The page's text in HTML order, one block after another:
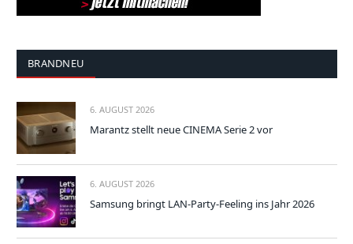
BRANDNEU
6. AUGUST 2026
Marantz stellt neue CINEMA Serie 2 vor
6. AUGUST 2026
Samsung bringt LAN-Party-Feeling ins Jahr 2026